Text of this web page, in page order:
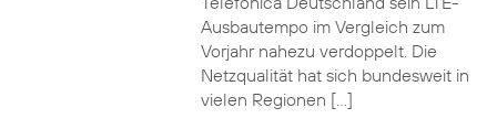
Ausbautempo im Vergleich zum
Vorjahr nahezu verdoppelt. Die
Netzqualität hat sich bundesweit in
vielen Regionen […]